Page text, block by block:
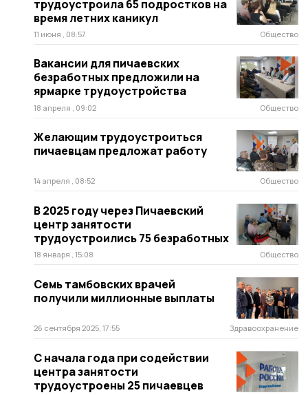
трудоустроила 65 подростков на
время летних каникул
11 июня , 08:57 Общество
Вакансии для пичаевских
безработных предложили на
ярмарке трудоустройства
18 апреля , 09:02 Общество
Желающим трудоустроиться
пичаевцам предложат работу
14 апреля , 08:52 Общество
В 2025 году через Пичаевский
центр занятости
трудоустроились 75 безработных
18 января , 15:08 Общество
Семь тамбовских врачей
получили миллионные выплаты
26 сентября 2025, 17:55 Здравоохранение
С начала года при содействии
центра занятости
трудоустроены 25 пичаевцев